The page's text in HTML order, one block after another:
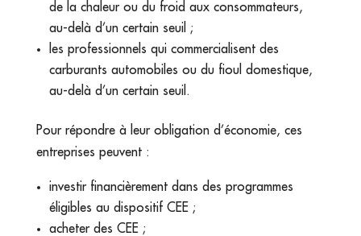
de la chaleur ou du froid aux consommateurs,
au-delà d’un certain seuil ;
les professionnels qui commercialisent des
carburants automobiles ou du fioul domestique,
au-delà d’un certain seuil.
Pour répondre à leur obligation d’économie, ces
entreprises peuvent :
investir financièrement dans des programmes
éligibles au dispositif CEE ;
acheter des CEE ;